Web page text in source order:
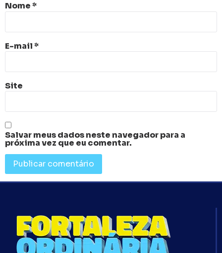
Nome*
E-mail*
Site
Salvar meus dados neste navegador para a
próxima vez que eu comentar.